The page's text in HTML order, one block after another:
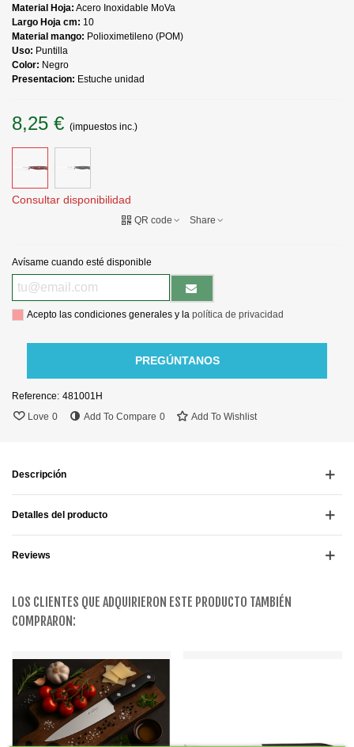
Material Hoja: Acero Inoxidable MoVa
Largo Hoja cm: 10
Material mango: Polioximetileno (POM)
Uso: Puntilla
Color: Negro
Presentacion: Estuche unidad
8,25 € (impuestos inc.)
Consultar disponibilidad
QR code Share
Avísame cuando esté disponible
Acepto las condiciones generales y la política de privacidad
PREGÚNTANOS
Reference: 481001H
Love 0 Add To Compare 0 Add To Wishlist
Descripción
Detalles del producto
Reviews
LOS CLIENTES QUE ADQUIRIERON ESTE PRODUCTO TAMBIÉN
COMPRARON: